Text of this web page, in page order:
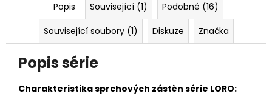
Popis Související (1)
Podobné (16)
Související soubory (1)
Diskuze Značka
Popis série
Charakteristika sprchových zástěn série LORO: